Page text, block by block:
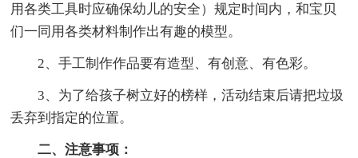
用各类工具时应确保幼儿的安全）规定时间内，和宝贝
们一同用各类材料制作出有趣的模型。
2、手工制作作品要有造型、有创意、有色彩。
3、为了给孩子树立好的榜样，活动结束后请把垃圾
丢弃到指定的位置。
二、注意事项：